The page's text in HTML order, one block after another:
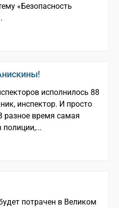
«Безопасность
исполнилось 88
инспектор. И просто
разное время самая
потрачен в Великом